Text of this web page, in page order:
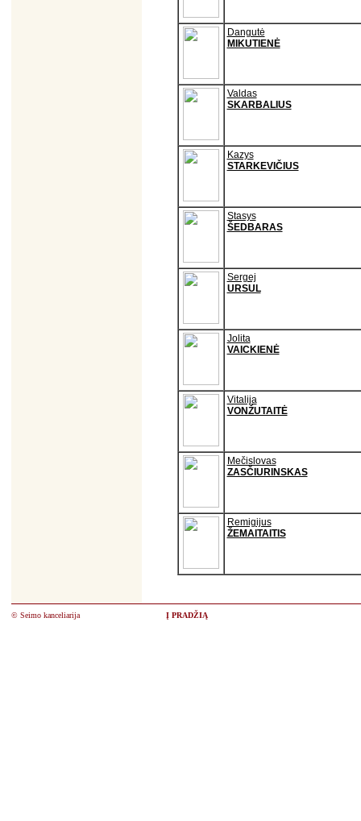
Dangutė
MIKUTIENĖ
Valdas
SKARBALIUS
Kazys
STARKEVIČIUS
Stasys
ŠEDBARAS
Sergej
URSUL
Jolita
VAICKIENĖ
Vitalija
VONŽUTAITĖ
Mečislovas
ZASČIURINSKAS
Remigijus
ŽEMAITAITIS
© Seimo kanceliarija Į PRADŽIĄ